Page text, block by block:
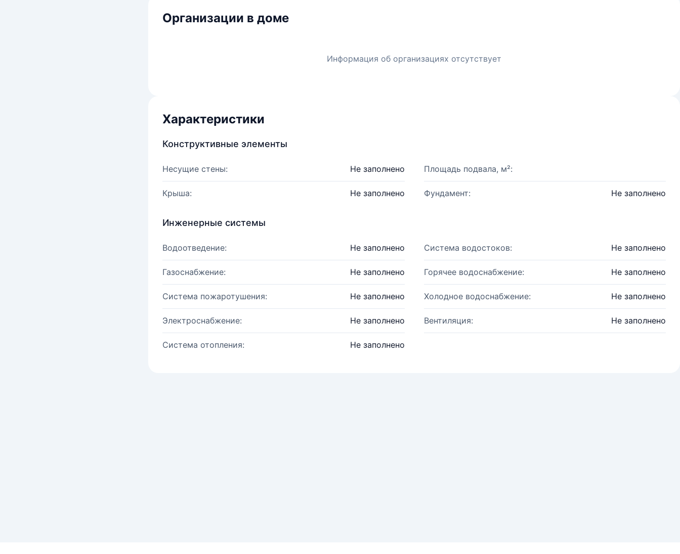
Организации в доме
Информация об организациях отсутствует
Характеристики
Конструктивные элементы
Несущие стены: Не заполнено Площадь подвала, м²:
Крыша: Не заполнено Фундамент: Не заполнено
Инженерные системы
Водоотведение: Не заполнено Система водостоков: Не заполнено
Газоснабжение: Не заполнено Горячее водоснабжение: Не заполнено
Система пожаротушения: Не заполнено Холодное водоснабжение: Не заполнено
Электроснабжение: Не заполнено Вентиляция: Не заполнено
Система отопления: Не заполнено